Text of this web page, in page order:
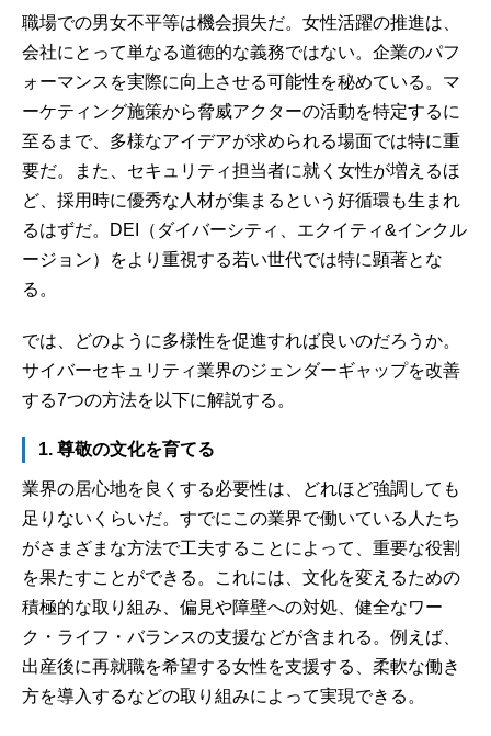
職場での男女不平等は機会損失だ。女性活躍の推進は、
会社にとって単なる道徳的な義務ではない。企業のパフ
ォーマンスを実際に向上させる可能性を秘めている。マ
ーケティング施策から脅威アクターの活動を特定するに
至るまで、多様なアイデアが求められる場面では特に重
要だ。また、セキュリティ担当者に就く女性が増えるほ
ど、採用時に優秀な人材が集まるという好循環も生まれ
るはずだ。DEI（ダイバーシティ、エクイティ&インクル
ージョン）をより重視する若い世代では特に顕著とな
る。
では、どのように多様性を促進すれば良いのだろうか。
サイバーセキュリティ業界のジェンダーギャップを改善
する7つの方法を以下に解説する。
1. 尊敬の文化を育てる
業界の居心地を良くする必要性は、どれほど強調しても
足りないくらいだ。すでにこの業界で働いている人たち
がさまざまな方法で工夫することによって、重要な役割
を果たすことができる。これには、文化を変えるための
積極的な取り組み、偏見や障壁への対処、健全なワー
ク・ライフ・バランスの支援などが含まれる。例えば、
出産後に再就職を希望する女性を支援する、柔軟な働き
方を導入するなどの取り組みによって実現できる。